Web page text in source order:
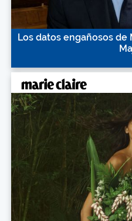
Los datos engañosos